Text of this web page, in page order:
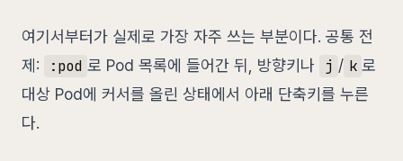
여기서부터가 실제로 가장 자주 쓰는 부분이다. 공통 전
제:
:pod 로 Pod 목록에 들어간 뒤, 방향키나 j / k 로
대상 Pod에 커서를 올린 상태에서 아래 단축키를 누른
다.